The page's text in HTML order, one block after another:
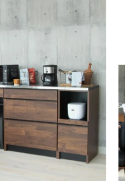
ワークデスク ウィルトンラ